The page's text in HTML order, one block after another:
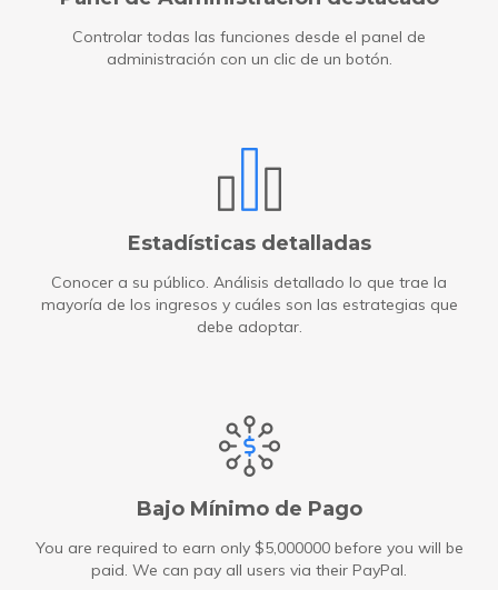
Controlar todas las funciones desde el panel de
administración con un clic de un botón.
Estadísticas detalladas
Conocer a su público. Análisis detallado lo que trae la
mayoría de los ingresos y cuáles son las estrategias que
debe adoptar.
Bajo Mínimo de Pago
You are required to earn only $5,000000 before you will be
paid. We can pay all users via their PayPal.